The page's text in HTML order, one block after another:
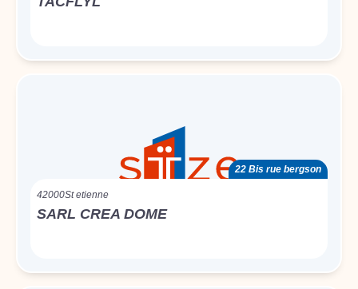
22 Bis rue bergson
42000St etienne
SARL CREA DOME